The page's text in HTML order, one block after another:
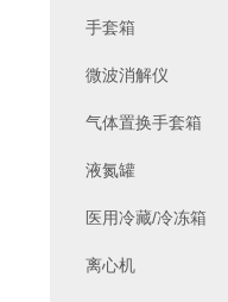
手套箱
微波消解仪
气体置换手套箱
液氮罐
医用冷藏/冷冻箱
离心机